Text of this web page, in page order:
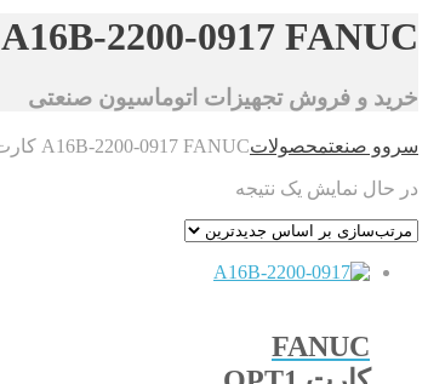
A16B-2200-0917 FANUC کارت OPT1
خرید و فروش تجهیزات اتوماسیون صنعتی
سروو صنعتمحصولاتA16B-2200-0917 FANUC کارت OPT1
در حال نمایش یک نتیجه
FANUC